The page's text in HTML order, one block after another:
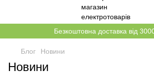
Безкоштовна доставка від
Блог Новини
Новини